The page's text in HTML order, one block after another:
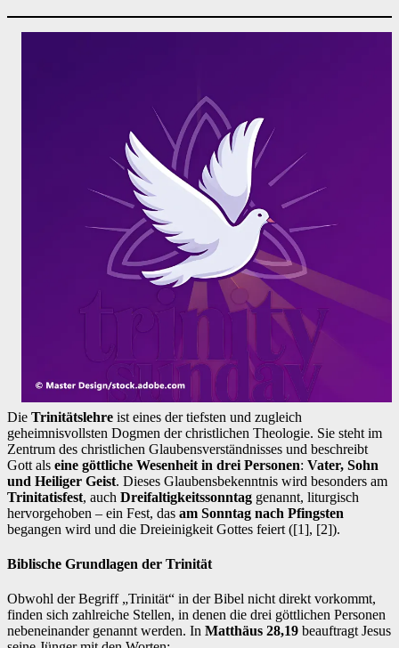
Die Trinitätslehre ist eines der tiefsten und zugleich
geheimnisvollsten Dogmen der christlichen Theologie. Sie steht im
Zentrum des christlichen Glaubensverständnisses und beschreibt
Gott als eine göttliche Wesenheit in drei Personen: Vater, Sohn
und Heiliger Geist. Dieses Glaubensbekenntnis wird besonders am
Trinitatisfest, auch Dreifaltigkeitssonntag genannt, liturgisch
hervorgehoben – ein Fest, das am Sonntag nach Pfingsten
begangen wird und die Dreieinigkeit Gottes feiert ([1], [2]).
Biblische Grundlagen der Trinität
Obwohl der Begriff „Trinität“ in der Bibel nicht direkt vorkommt,
finden sich zahlreiche Stellen, in denen die drei göttlichen Personen
nebeneinander genannt werden. In Matthäus 28,19 beauftragt Jesus